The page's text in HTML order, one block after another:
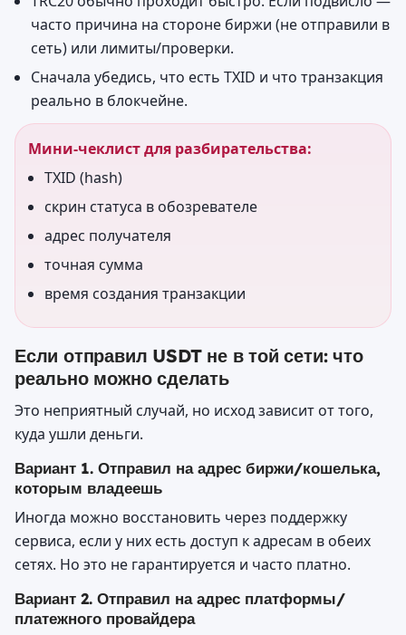
часто причина на стороне биржи (не отправили в
сеть) или лимиты/проверки.
Сначала убедись, что есть TXID и что транзакция
реально в блокчейне.
Мини-чеклист для разбирательства:
TXID (hash)
скрин статуса в обозревателе
адрес получателя
точная сумма
время создания транзакции
Если отправил USDT не в той сети: что
реально можно сделать
Это неприятный случай, но исход зависит от того,
куда ушли деньги.
Вариант 1. Отправил на адрес биржи/кошелька,
которым владеешь
Иногда можно восстановить через поддержку
сервиса, если у них есть доступ к адресам в обеих
сетях. Но это не гарантируется и часто платно.
Вариант 2. Отправил на адрес платформы/
платежного провайдера